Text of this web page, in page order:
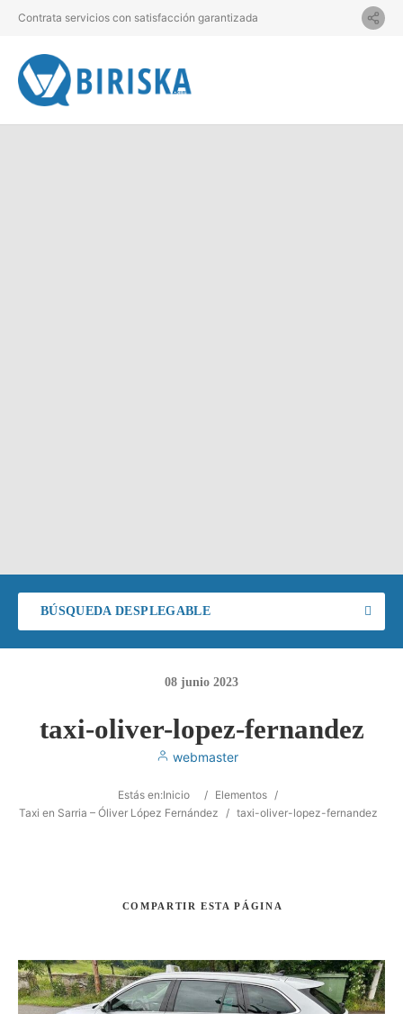
Contrata servicios con satisfacción garantizada
BÚSQUEDA DESPLEGABLE
08 junio 2023
taxi-oliver-lopez-fernandez
webmaster
Estás en:Inicio / Elementos /
Taxi en Sarria – Óliver López Fernández / taxi-oliver-lopez-fernandez
COMPARTIR ESTA PÁGINA